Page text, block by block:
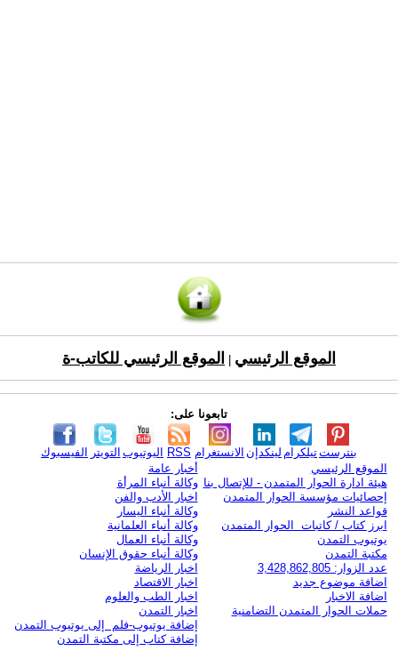
الموقع الرئيسي الموقع الرئيسي للكاتب-ة
تابعونا على:
الفيسبوك التويتر اليوتيوب RSS الانستغرام لينكدإن تيلكرامبنترست
الموقع الرئيسي
هيئة ادارة الحوار المتمدن - للإتصال بنا
إحصائيات مؤسسة الحوار المتمدن
قواعد النشر
ابرز كتاب / كاتبات الحوار المتمدن
يوتيوب التمدن
مكتبة التمدن
عدد الزوار: 3,428,862,805
اضافة موضوع جديد
اضافة الاخبار
حملات الحوار المتمدن التضامنية
أخبار عامة
وكالة أنباء المرأة
اخبار الأدب والفن
وكالة أنباء اليسار
وكالة أنباء العلمانية
وكالة أنباء العمال
وكالة أنباء حقوق الإنسان
اخبار الرياضة
اخبار الاقتصاد
اخبار الطب والعلوم
اخبار التمدن
إضافة يوتيوب-فلم إلى يوتيوب التمدن
إضافة كتاب إلى مكتبة التمدن